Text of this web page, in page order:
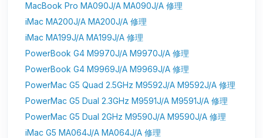
MacBook Pro MA090J/A MA090J/A 修理
iMac MA200J/A MA200J/A 修理
iMac MA199J/A MA199J/A 修理
PowerBook G4 M9970J/A M9970J/A 修理
PowerBook G4 M9969J/A M9969J/A 修理
PowerMac G5 Quad 2.5GHz M9592J/A M9592J/A 修理
PowerMac G5 Dual 2.3GHz M9591J/A M9591J/A 修理
PowerMac G5 Dual 2GHz M9590J/A M9590J/A 修理
iMac G5 MA064J/A MA064J/A 修理